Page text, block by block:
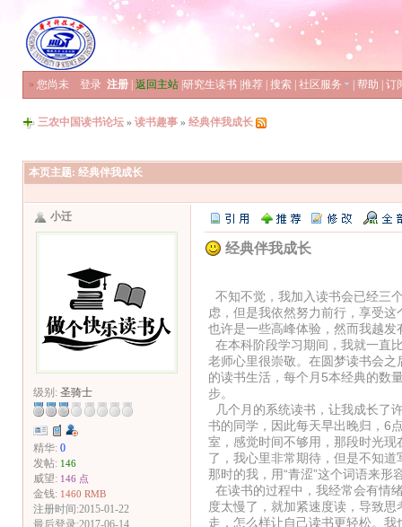
» 您尚未 登录 注册 返回主站 研究生读书 推荐 搜索 社区服务 帮助 订
三农中国读书论坛 » 读书趣事 » 经典伴我成长
本页主题: 经典伴我成长
小迁
级别: 圣骑士
精华: 0
发帖: 146
威望: 146 点
金钱: 1460 RMB
注册时间:2015-01-22
经典伴我成长
不知不觉，我加入读书会已经三
虑，但是我依然努力前行，享受
也许是一些高峰体验，然而我越发
在本科阶段学习期间，我就一直
老师心里很崇敬。在圆梦读书会
的读书生活，每个月5本经典的数
步。
几个月的系统读书，让我成长了
书的同学，因此每天早出晚归，6
室，感觉时间不够用，那段时光
了，我心里非常期待，但是不知
那时的我，用“青涩”这个词语来形
在读书的过程中，我经常会有情
度太慢了，就加紧速度读，导致
走，怎么样让自己读书更轻松。